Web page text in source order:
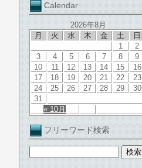
Calendar
2026年8月
月
火 水 木 金 土 日
« 10月
1
2
3
4 5 6 7 8
9
10
11 12 13 14 15
16
17
18 19 20 21 22
23
24
25 26 27 28 29
30
31
フリーワード検索